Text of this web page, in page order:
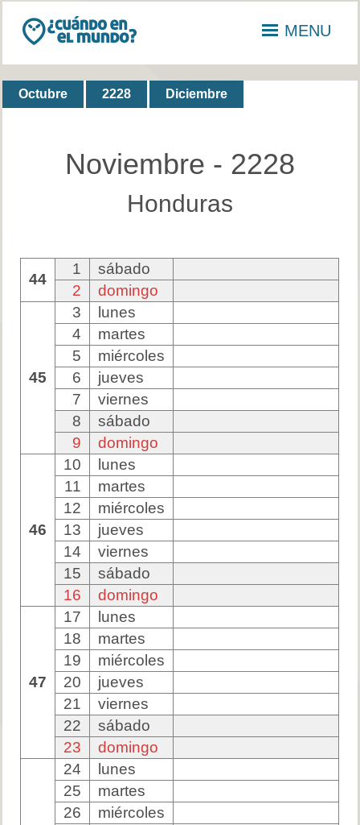
MENU
Octubre 2228 Diciembre
Noviembre - 2228
Honduras
44
1
sábado
2
domingo
45
3
lunes
4
martes
5
miércoles
6
jueves
7
viernes
8
sábado
9
domingo
46
10
lunes
11
martes
12
miércoles
13
jueves
14
viernes
15
sábado
16
domingo
47
17
lunes
18
martes
19
miércoles
20
jueves
21
viernes
22
sábado
23
domingo
24
lunes
25
martes
26
miércoles